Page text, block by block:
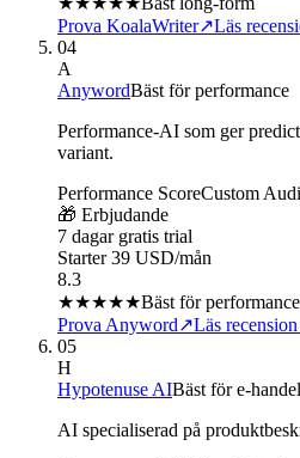
Prova KoalaWriter↗Läs
04
A
AnywordBäst för performance
Performance-AI som ger
variant.
Performance ScoreCustom
🎁 Erbjudande
7 dagar gratis trial
Starter 39 USD/mån
8.3
★★★★★Bäst för performance
Prova Anyword↗Läs recension
05
H
Hypotenuse AIBäst för e-handel
AI specialiserad på